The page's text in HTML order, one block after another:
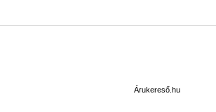
Árukereső.hu